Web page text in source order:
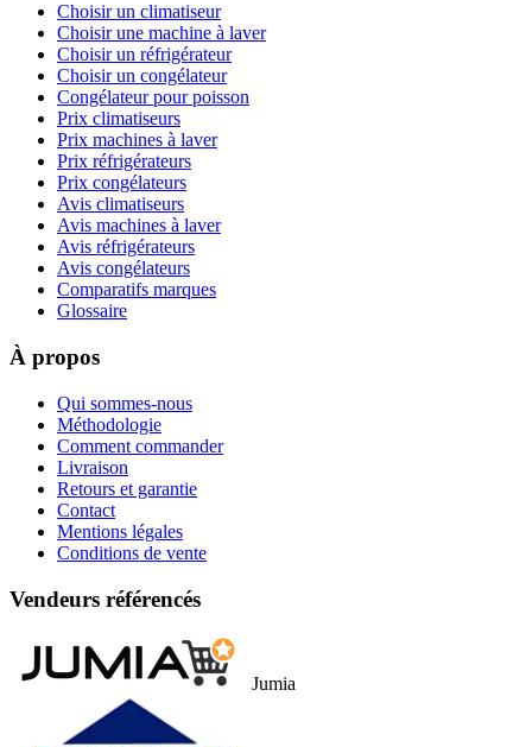
Choisir un climatiseur
Choisir une machine à laver
Choisir un réfrigérateur
Choisir un congélateur
Congélateur pour poisson
Prix climatiseurs
Prix machines à laver
Prix réfrigérateurs
Prix congélateurs
Avis climatiseurs
Avis machines à laver
Avis réfrigérateurs
Avis congélateurs
Comparatifs marques
Glossaire
À propos
Qui sommes-nous
Méthodologie
Comment commander
Livraison
Retours et garantie
Contact
Mentions légales
Conditions de vente
Vendeurs référencés
Jumia